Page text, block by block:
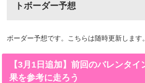
トボーダー予想
ボーダー予想です。こちらは随時更新します
【3月1日追加】前回のバレンタ
果を参考に走ろう